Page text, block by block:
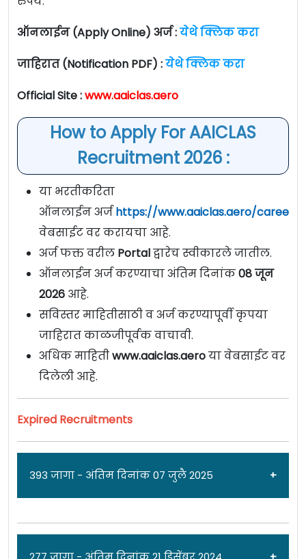
ऑनलाईन (Apply Online) अर्ज :येथे क्लिक करा
जाहिरात (Notification PDF) :येथे क्लिक करा
Official Site :www.aaiclas.aero
How to Apply For AAICLAS
Recruitment 2026 :
या भरतीकरिता
ऑनलाईन अर्जhttps://www.aaiclas.aero/
वेबसाईट वर करायचा आहे.
अर्ज फक्त वरील Portalद्वारेच स्वीकारले जातील.
ऑनलाईन अर्ज करण्याचा अंतिम दिनांक08 जून
2026 आहे.
सविस्तर माहितीसाठी व अर्ज करण्यापूर्वी कृपया
जाहिरात काळजीपूर्वक वाचावी.
अधिक माहितीwww.aaiclas.aeroया वेबसाईट वर
दिलेली आहे.
Expired Recruitments
393 जागा - अंतिम दिनांक 07 जुलै 2025